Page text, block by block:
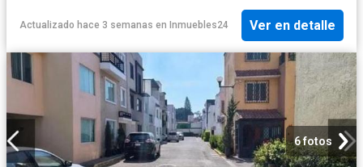
Actualizado hace 3 semanas en Inmuebles24 Ver en detalle
6 fotos